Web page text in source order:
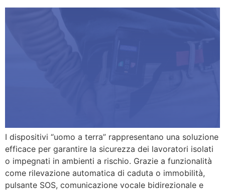
I dispositivi “uomo a terra” rappresentano una soluzione
efficace per garantire la sicurezza dei lavoratori isolati
o impegnati in ambienti a rischio. Grazie a funzionalità
come rilevazione automatica di caduta o immobilità,
pulsante SOS, comunicazione vocale bidirezionale e